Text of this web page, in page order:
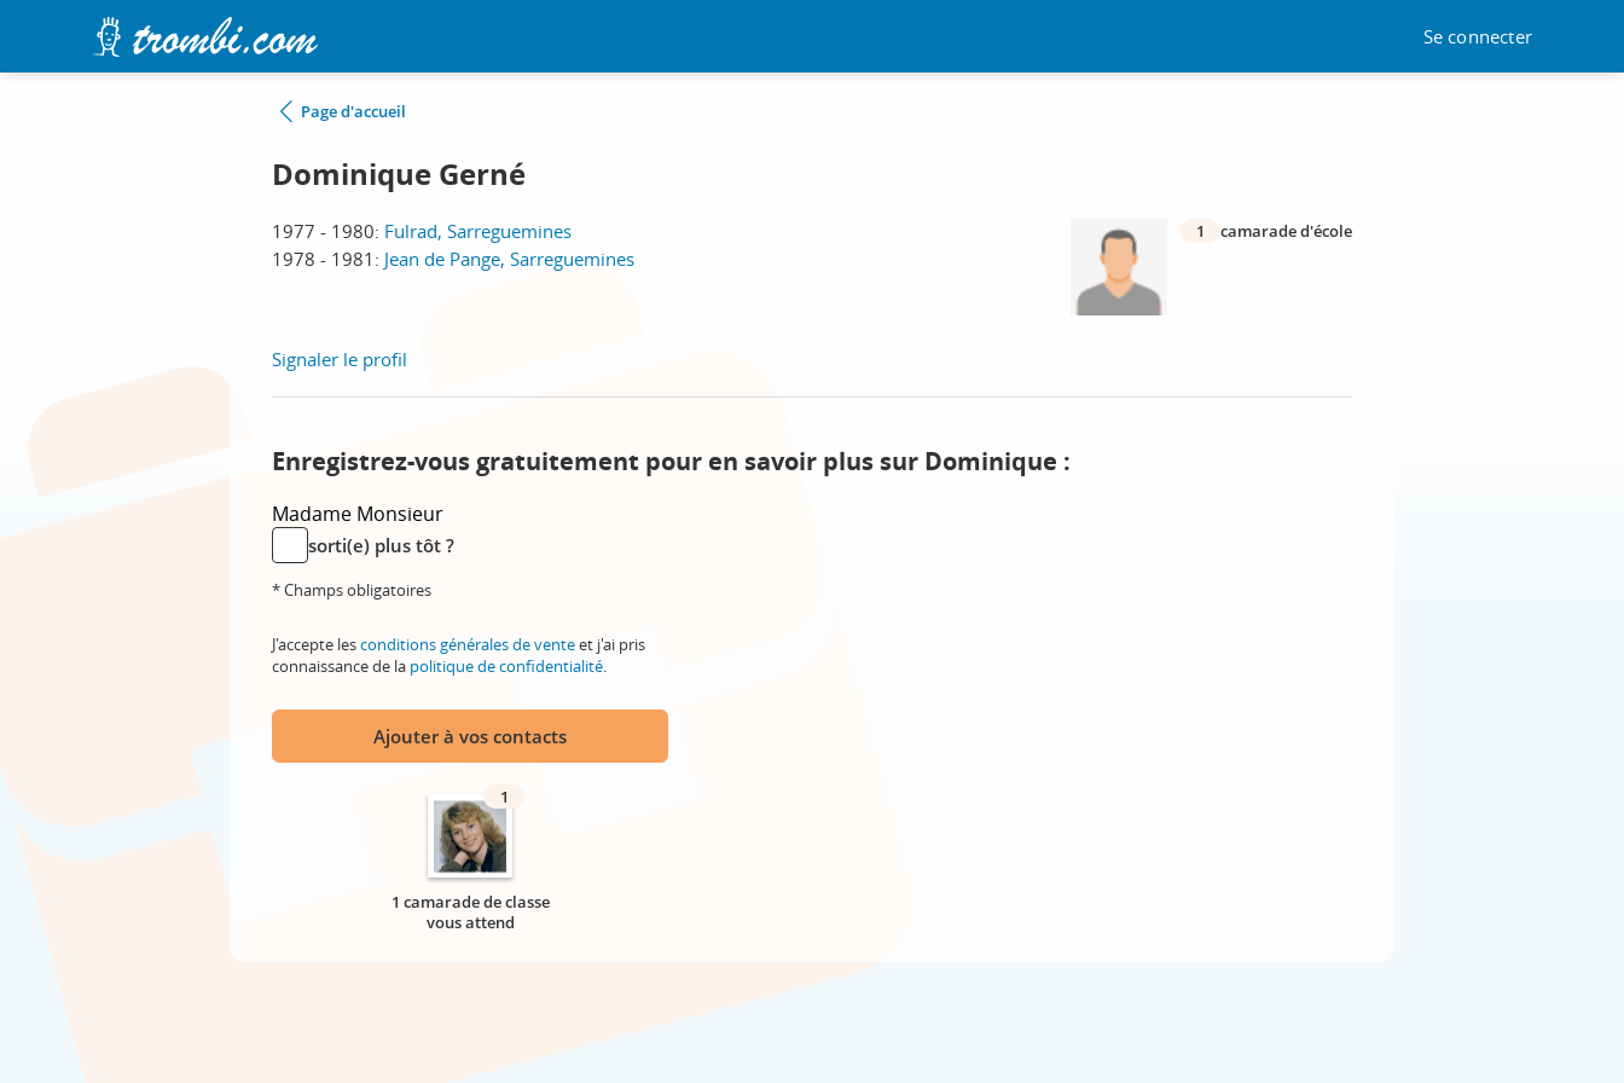
Se connecter
Page d'accueil
Dominique Gerné
1977 - 1980: Fulrad, Sarreguemines
1978 - 1981: Jean de Pange, Sarreguemines
1 camarade d'école
Signaler le profil
Enregistrez-vous gratuitement pour en savoir plus sur Dominique :
Madame Monsieur
sorti(e) plus tôt ?
* Champs obligatoires
J'accepte lesconditions générales de venteet j'ai pris
connaissance de la politique de confidentialité.
Ajouter à vos contacts
1
1 camarade de classe
vous attend